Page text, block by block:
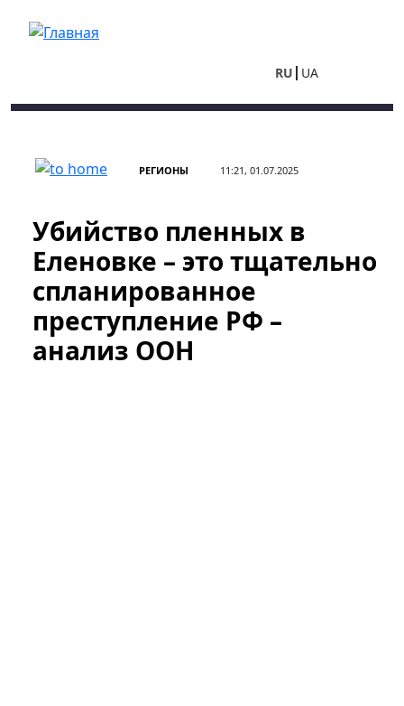
RU UA
РЕГИОНЫ 11:21, 01.07.2025
Убийство пленных в
Еленовке – это тщательно
спланированное
преступление РФ –
анализ ООН